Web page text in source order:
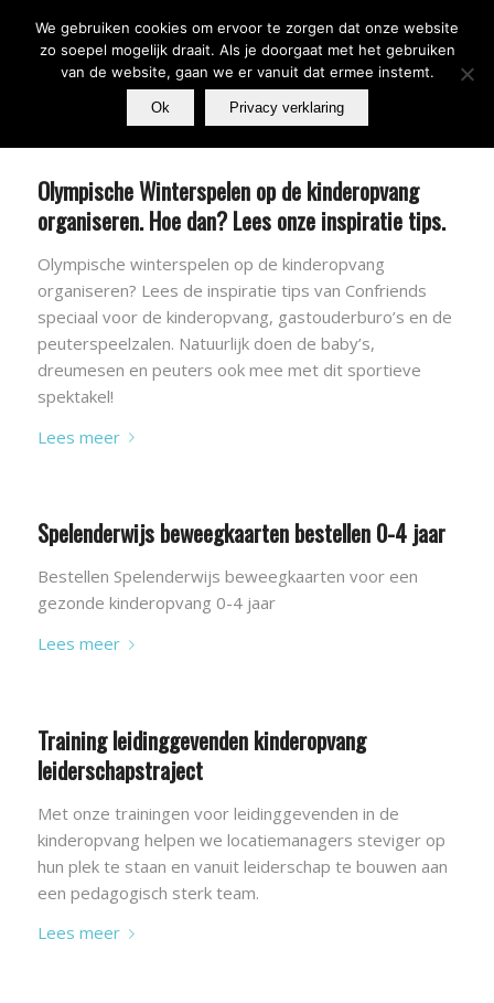
Olympische Winterspelen op de kinderopvang
organiseren. Hoe dan? Lees onze inspiratie tips.
Olympische winterspelen op de kinderopvang
organiseren? Lees de inspiratie tips van Confriends
speciaal voor de kinderopvang, gastouderburo’s en de
peuterspeelzalen. Natuurlijk doen de baby’s,
dreumesen en peuters ook mee met dit sportieve
spektakel!
Lees meer
Spelenderwijs beweegkaarten bestellen 0-4 jaar
Bestellen Spelenderwijs beweegkaarten voor een
gezonde kinderopvang 0-4 jaar
Lees meer
Training leidinggevenden kinderopvang
leiderschapstraject
Met onze trainingen voor leidinggevenden in de
kinderopvang helpen we locatiemanagers steviger op
hun plek te staan en vanuit leiderschap te bouwen aan
een pedagogisch sterk team.
Lees meer
We gebruiken cookies om ervoor te zorgen dat onze website
zo soepel mogelijk draait. Als je doorgaat met het gebruiken
van de website, gaan we er vanuit dat ermee instemt.
Ok Privacy verklaring